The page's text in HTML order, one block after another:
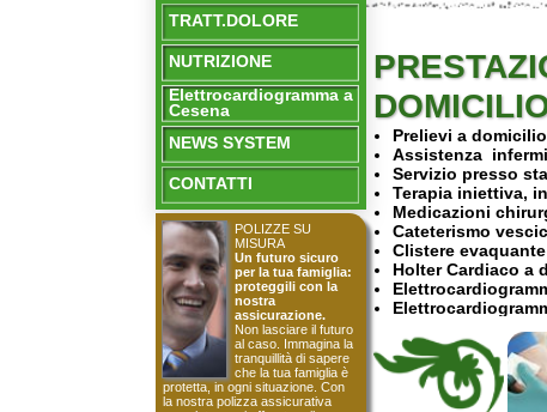
NUTRIZIONE
Elettrocardiogramma a
Cesena
NEWS SYSTEM
CONTATTI
POLIZZE SU
MISURA
Un futuro sicuro
per la tua famiglia:
proteggili con la
nostra
assicurazione.
Non lasciare il futuro
al caso. Immagina la
tranquillità di sapere
che la tua famiglia è
protetta, in ogni situazione. Con
la nostra polizza assicurativa
completa, puoi affrontare il
domani con serenità, sapendo
che i tuoi cari sono al sicuro,
anche di fronte a imprevisti.
La nostra polizza include:
Copertura
DOMICILIO
Prelievi a domicilio e
Assistenza
Servizio presso
Terapia iniettiva,
Medicazioni chirurgiche
Cateterismo vescicale –
Clistere evaquante o
Holter Cardiaco a
Elettrocardiogrammi a
Elettrocardiogrammi ECG
Referto del cardiologo
Ossigenoterapia
Esecuzione esercizi fisici
Biorisonanza a domicilio
Rilevazione glicemia
Rimozione punti di sutura
Medicazioni
Medicazioni chirurgiche